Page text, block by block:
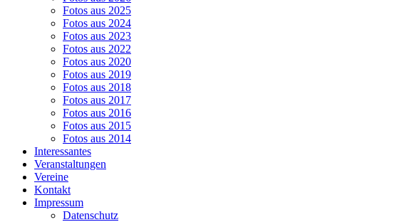
Fotos aus 2025
Fotos aus 2024
Fotos aus 2023
Fotos aus 2022
Fotos aus 2020
Fotos aus 2019
Fotos aus 2018
Fotos aus 2017
Fotos aus 2016
Fotos aus 2015
Fotos aus 2014
Interessantes
Veranstaltungen
Vereine
Kontakt
Impressum
Datenschutz